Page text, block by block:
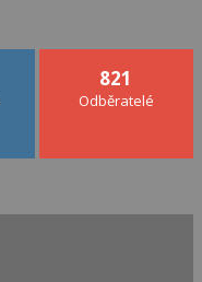
821
Odběratelé